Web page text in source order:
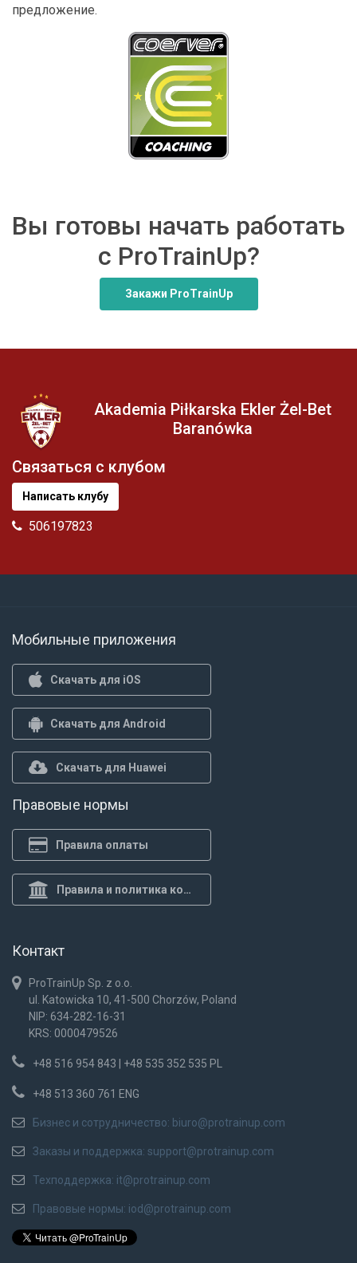
предложение.
Вы готовы начать работать
с ProTrainUp?
Закажи ProTrainUp
Akademia Piłkarska Ekler Żel-Bet
Baranówka
Связаться с клубом
Написать клубу
506197823
Мобильные приложения
Скачать для iOS
Скачать для Android
Скачать для Huawei
Правовые нормы
Правила оплаты
Правила и политика конф.
Контакт
ProTrainUp Sp. z o.o.
ul. Katowicka 10, 41-500 Chorzów, Poland
NIP: 634-282-16-31
KRS: 0000479526
+48 516 954 843 | +48 535 352 535 PL
+48 513 360 761 ENG
Бизнес и сотрудничество: biuro@protrainup.com
Заказы и поддержка: support@protrainup.com
Техподдержка: it@protrainup.com
Правовые нормы: iod@protrainup.com